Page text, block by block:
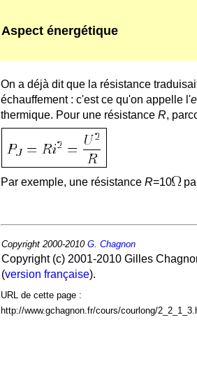
Aspect énergétique
On a déjà dit que la résistance
échauffement : c'est ce qu'on appelle l'
thermique. Pour une résistance R,
Par exemple, une résistance R=10
Copyright 2000-2010 G. Chagnon
Copyright (c) 2001-2010 Gilles
(version française).
URL de cette page :
http://www.gchagnon.fr/cours/courlong/